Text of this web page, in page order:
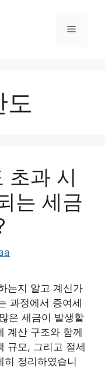
메
도
초과 시
는 세금
는지 알고 계신가
과정에서 증여세
은 세금이 발생할
계산 구조와 함께
규모, 그리고 절세
히 정리하였습니